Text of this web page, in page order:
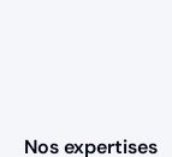
Nos expertises